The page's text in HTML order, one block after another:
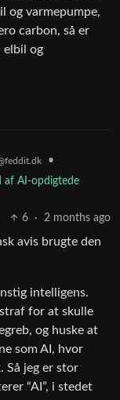
og varmepumpe,
carbon, så er
elbil og
•
af AI-opdigtede
6
· 2 months ago
avis brugte den
intelligens.
for at skulle
og huske at
som AI, hvor
Så jeg er stor
“AI”, i stedet